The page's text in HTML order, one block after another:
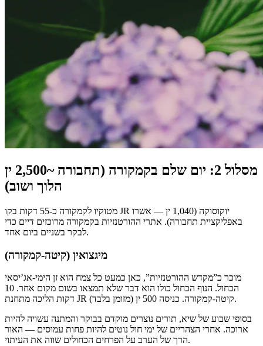
מסלול 2: יום שלם בקמקורה (תחבורה ~2,500 ין
הלוך ושוב)
מטוקיו לקמקורה כ-55 דקות בקו JR יוקוסוקה (1,040 ין — אשרו
באפליקציית תחבורה). אתרי ההורטנזיות בקמקורה מרוכזים דיים כדי
לבקר בשניים ביום אחד.
מיגצואין (קיטה-קמקורה)
מוכר כ”מקדש ההורטנזיות”, כאן כמעט כל צמח הוא זן הימי-אג’יסאי
הכחול. הנוף הכחול כולו הוא דבר שלא תמצאו בשום מקום אחר. 10
דקות הליכה מתחנת JR קיטה-קמקורה. כניסה 500 ין (מזומן בלבד).
בסופי שבוע של שיא, תורים נוצרים מוקדם בבוקר והמתנה עשויה להיות
ארוכה. אחרי הצהריים של ימי חול נוטים להיות פחות עמוסים — האור
הרך של הערב על הפרחים הכחולים שווה את העיתוי.